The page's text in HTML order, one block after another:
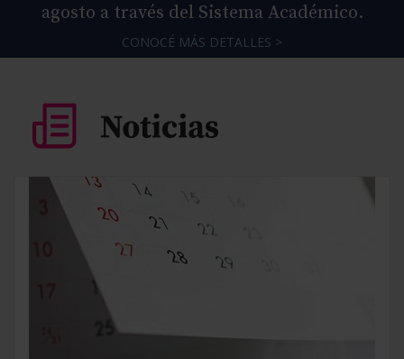
agosto a través del Sistema Académico.
CONOCÉ MÁS DETALLES >